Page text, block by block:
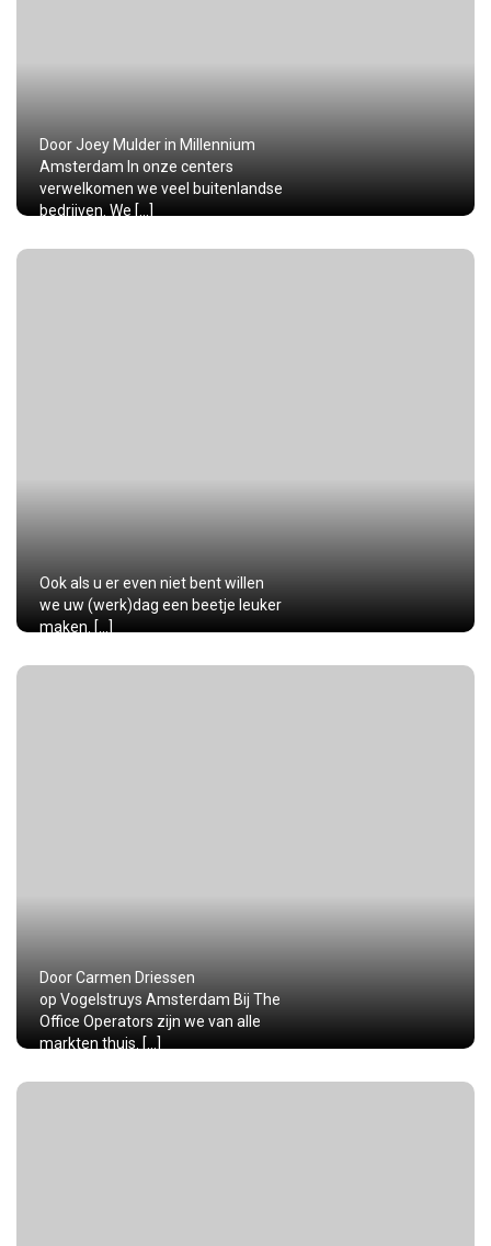
Door Joey Mulder in Millennium
Amsterdam In onze centers
verwelkomen we veel buitenlandse
bedrijven. We […]
Ook als u er even niet bent willen
we uw (werk)dag een beetje leuker
maken. […]
Door Carmen Driessen
op Vogelstruys Amsterdam Bij The
Office Operators zijn we van alle
markten thuis. […]